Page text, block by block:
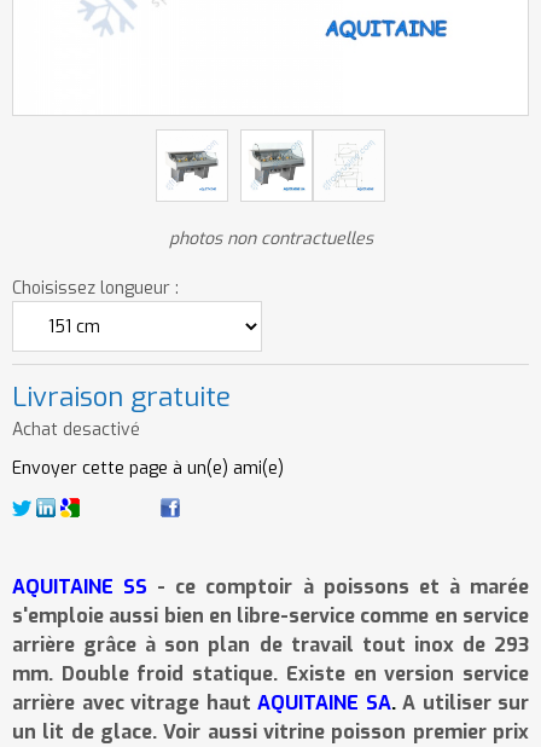
photos non contractuelles
Choisissez longueur :
Livraison gratuite
Achat desactivé
Envoyer cette page à un(e) ami(e)
AQUITAINE SS - ce comptoir à poissons et à marée
s'emploie aussi bien en libre-service comme en service
arrière grâce à son plan de travail tout inox de 293
mm. Double froid statique. Existe en version service
arrière avec vitrage haut AQUITAINE SA.A utiliser sur
un lit de glace. Voir aussi vitrine poisson premier prix